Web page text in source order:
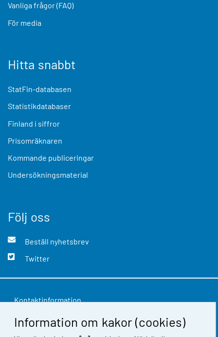
Information om kakor (cookies)
Vanliga frågor (FAQ)
För media
Hitta snabbt
StatFin-databasen
Statistikdatabaser
Finland i siffror
Prisomräknaren
Kommande publiceringar
Undersökningsmaterial
Följ oss
Beställ nyhetsbrev
Twitter
Kontaktinformation
Respons